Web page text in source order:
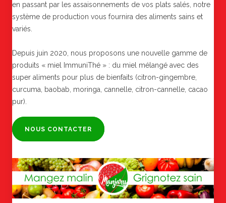
en passant par les assaisonnements de vos plats salés, notre
système de production vous fournira des aliments sains et
variés.
Depuis juin 2020, nous proposons une nouvelle gamme de
produits « miel ImmuniThé » : du miel mélangé avec des
super aliments pour plus de bienfaits (citron-gingembre,
curcuma, baobab, moringa, cannelle, citron-cannelle, cacao
pur).
NOUS CONTACTER